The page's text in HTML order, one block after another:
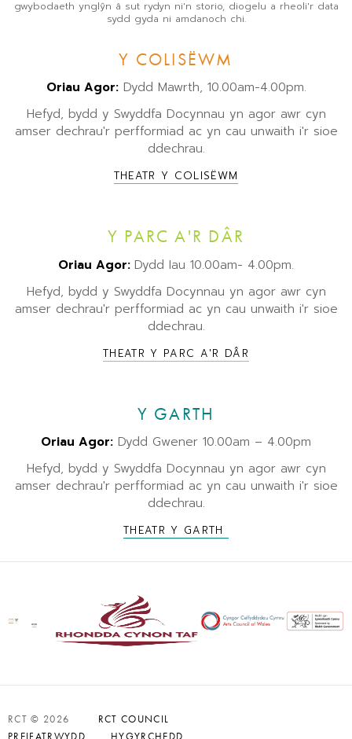
gwybodaeth ynglŷn â sut rydyn ni'n storio, diogelu a rheoli'r data
sydd gyda ni amdanoch chi.
Y COLISËWM
Oriau Agor:Dydd Mawrth, 10.00am-4.00pm.
Hefyd, bydd y Swyddfa Docynnau yn agor awr cyn
amser dechrau'r perfformiad ac yn cau unwaith i'r sioe
ddechrau.
THEATR Y COLISËWM
Y PARC A'R DÂR
Oriau Agor: Dydd Iau 10.00am- 4.00pm.
Hefyd, bydd y Swyddfa Docynnau yn agor awr cyn
amser dechrau'r perfformiad ac yn cau unwaith i'r sioe
ddechrau.
THEATR Y PARC A'R DÂR
Y GARTH
Oriau Agor: Dydd Gwener 10.00am – 4.00pm
Hefyd, bydd y Swyddfa Docynnau yn agor awr cyn
amser dechrau'r perfformiad ac yn cau unwaith i'r sioe
ddechrau.
THEATR Y GARTH
RCT © 2026
RCT COUNCIL
PREIFATRWYDD
HYGYRCHEDD